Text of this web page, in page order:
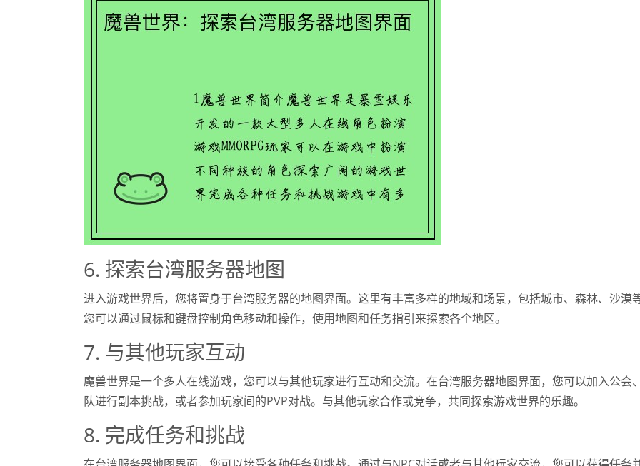
6. 探索台湾服务器地图
进入游戏世界后，您将置身于台湾服务器的地图界面。这里有丰富多样的地域和场景，包括城市、森林、沙漠等
您可以通过鼠标和键盘控制角色移动和操作，使用地图和任务指引来探索各个地区。
7. 与其他玩家互动
魔兽世界是一个多人在线游戏，您可以与其他玩家进行互动和交流。在台湾服务器地图界面，您可以加入公会
队进行副本挑战，或者参加玩家间的PVP对战。与其他玩家合作或竞争，共同探索游戏世界的乐趣。
8. 完成任务和挑战